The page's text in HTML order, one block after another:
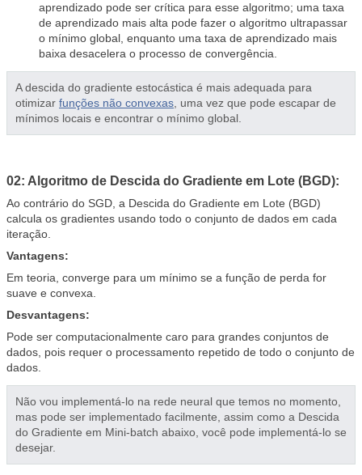
aprendizado pode ser crítica para esse algoritmo; uma taxa
de aprendizado mais alta pode fazer o algoritmo ultrapassar
o mínimo global, enquanto uma taxa de aprendizado mais
baixa desacelera o processo de convergência.
A descida do gradiente estocástica é mais adequada para
otimizar funções não convexas , uma vez que pode escapar de
mínimos locais e encontrar o mínimo global.
02: Algoritmo de Descida do Gradiente em Lote (BGD):
Ao contrário do SGD, a Descida do Gradiente em Lote (BGD)
calcula os gradientes usando todo o conjunto de dados em cada
iteração.
Vantagens:
Em teoria, converge para um mínimo se a função de perda for
suave e convexa.
Desvantagens:
Pode ser computacionalmente caro para grandes conjuntos de
dados, pois requer o processamento repetido de todo o conjunto de
dados.
Não vou implementá-lo na rede neural que temos no momento,
mas pode ser implementado facilmente, assim como a Descida
do Gradiente em Mini-batch abaixo, você pode implementá-lo se
desejar.